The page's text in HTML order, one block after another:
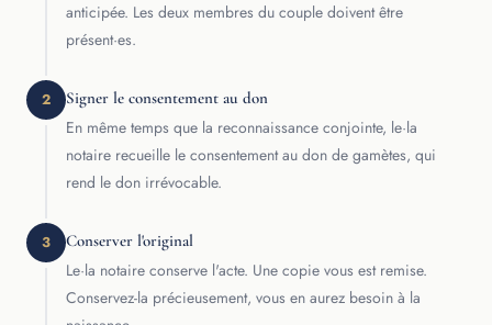
anticipée. Les deux membres du couple doivent être
présent·es.
2 Signer le consentement au don
En même temps que la reconnaissance conjointe, le·la
notaire recueille le consentement au don de gamètes, qui
rend le don irrévocable.
3 Conserver l'original
Le·la notaire conserve l'acte. Une copie vous est remise.
Conservez-la précieusement, vous en aurez besoin à la